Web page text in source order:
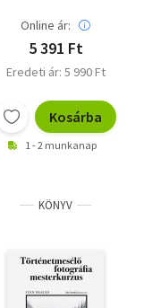
Online ár:
5 391 Ft
Eredeti ár: 5 990 Ft
Kosárba
1 - 2 munkanap
KÖNYV